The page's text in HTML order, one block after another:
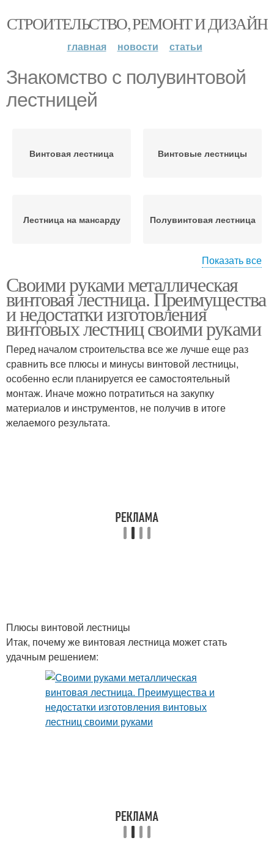
СТРОИТЕЛЬСТВО, РЕМОНТ И ДИЗАЙН
главная новости статьи
Знакомство с полувинтовой
лестницей
Винтовая лестница Винтовые лестницы
Лестница на мансарду Полувинтовая лестница
Лестница на чердак Чердачная лестница
Показать все
Своими руками металлическая
винтовая лестница. Преимущества
и недостатки изготовления
винтовых лестниц своими руками
Перед началом строительства все же лучше еще раз
сравнить все плюсы и минусы винтовой лестницы,
особенно если планируется ее самостоятельный
монтаж. Иначе можно потратиться на закупку
материалов и инструментов, не получив в итоге
желаемого результата.
Плюсы винтовой лестницы
Итак, почему же винтовая лестница может стать
удачным решением: